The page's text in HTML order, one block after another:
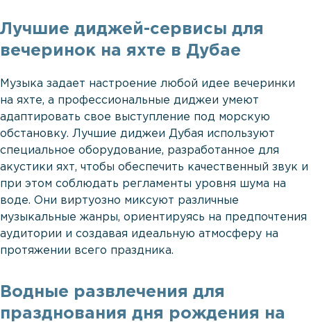
Лучшие диджей-сервисы для
вечеринок на яхте в Дубае
Музыка задает настроение любой идее вечеринки
на яхте, а профессиональные диджеи умеют
адаптировать свое выступление под морскую
обстановку. Лучшие диджеи Дубая используют
специальное оборудование, разработанное для
акустики яхт, чтобы обеспечить качественный звук и
при этом соблюдать регламенты уровня шума на
воде. Они виртуозно миксуют различные
музыкальные жанры, ориентируясь на предпочтения
аудитории и создавая идеальную атмосферу на
протяжении всего праздника.
Водные развлечения для
празднования дня рождения на